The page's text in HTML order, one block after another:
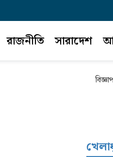
রাজনীতি সারাদেশ